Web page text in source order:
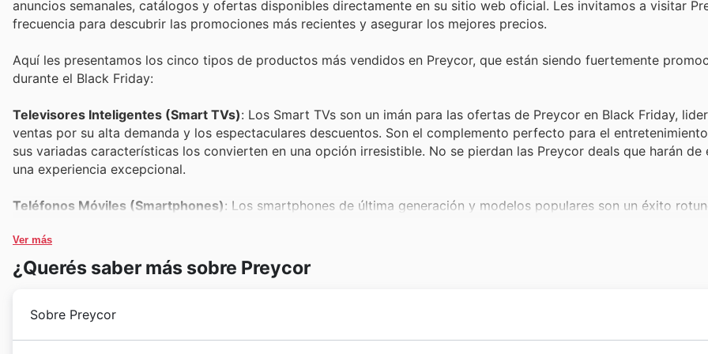
anuncios semanales, catálogos y ofertas disponibles directamente en su sitio web oficial. Les invitamos a visitar
frecuencia para descubrir las promociones más recientes y asegurar los mejores precios.
Aquí les presentamos los cinco tipos de productos más vendidos en Preycor, que están siendo fuertemente
durante el Black Friday:
Televisores Inteligentes (Smart TVs): Los Smart TVs son un imán para las ofertas de Preycor en Black Friday,
ventas por su alta demanda y los espectaculares descuentos. Son el complemento perfecto para el
sus variadas características los convierten en una opción irresistible. No se pierdan las Preycor deals que harán de
una experiencia excepcional.
Teléfonos Móviles (Smartphones): Los smartphones de última generación y modelos populares son un éxito
número de clientes. Busquen las Preycor offers para encontrar el dispositivo que estaban esperando.
Electrodomésticos de Línea Blanca: Frigoríficos, lavadoras y hornos eficientes y de marcas reconocidas son otro
volumen de compra. Las Preycor Black Friday sales ofrecen la oportunidad ideal para renovar el hogar.
Ver más
¿Querés saber más sobre Preycor
Sobre Preycor